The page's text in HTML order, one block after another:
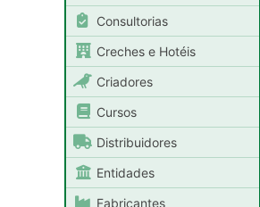
Consultorias
Creches e Hotéis
Criadores
Cursos
Distribuidores
Entidades
Fabricantes